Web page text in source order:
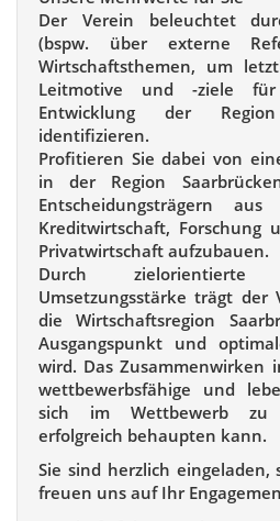
Der Verein beleuchtet
(bspw. über externe
Wirtschaftsthemen, um
Leitmotive und -ziele
Entwicklung der
identifizieren.
Profitieren Sie dabei von
in der Region
Entscheidungsträgern
Kreditwirtschaft, Forschung
Privatwirtschaft aufzubauen.
Durch
Umsetzungsstärke trägt der
die Wirtschaftsregion
Ausgangspunkt und
wird. Das Zusammenwirken
wettbewerbsfähige und
sich im Wettbewerb zu
erfolgreich behaupten kann.
Sie sind herzlich eingeladen,
freuen uns auf Ihr